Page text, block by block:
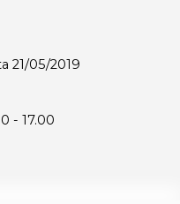
21/05/2019
- 17.00